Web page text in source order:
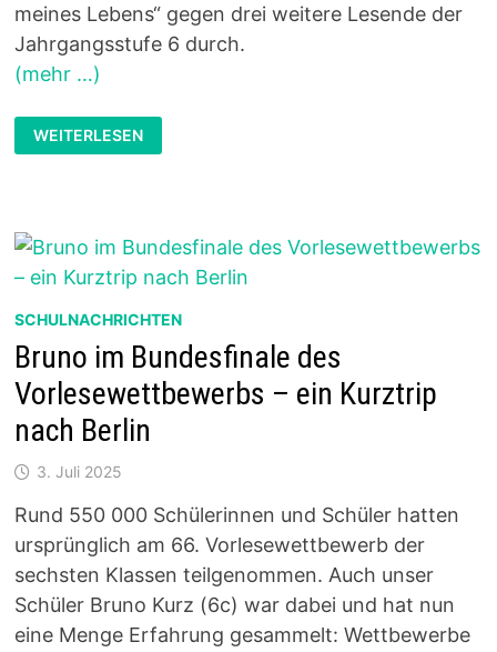
meines Lebens“ gegen drei weitere Lesende der
Jahrgangsstufe 6 durch.
(mehr …)
MARLENE
SCHULZ
(6A)
WEITERLESEN
SCHULNACHRICHTEN
Bruno im Bundesfinale des
Vorlesewettbewerbs – ein Kurztrip
nach Berlin
3. Juli 2025
Rund 550 000 Schülerinnen und Schüler hatten
ursprünglich am 66. Vorlesewettbewerb der
sechsten Klassen teilgenommen. Auch unser
Schüler Bruno Kurz (6c) war dabei und hat nun
eine Menge Erfahrung gesammelt: Wettbewerbe